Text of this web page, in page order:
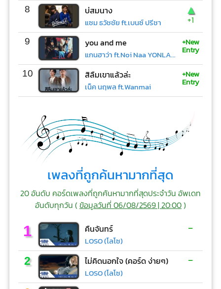
8 บ่สมนาง
แซม ธวัชชัย ft.เบนซ์ ปรีชา
▲
+1
9 you and me
แกนฮาว่า ft.Noi Naa YONLAPA
+New
Entry
10 สิลืมเขาแล้วล่ะ
เน็ค นฤพล ft.Wanmai
+New
Entry
เพลงที่ถูกค้นหามากที่สุด
20 อันดับ คอร์ดเพลงที่ถูกค้นหามากที่สุดประจำวัน อัพเดท
อันดับทุกวัน (ข้อมูลวันที่ 06/08/2569 | 20:00)
1 คืนจันทร์
LOSO (โลโซ)
-
2 ไม่คิดนอกใจ (คอร์ด ง่ายๆ)
LOSO (โลโซ)
-